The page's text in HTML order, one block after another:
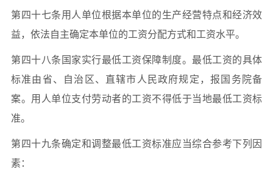
第四十七条用人单位根据本单位的生产经营特点和经济效
益，依法自主确定本单位的工资分配方式和工资水平。
第四十八条国家实行最低工资保障制度。最低工资的具体
标准由省、自治区、直辖市人民政府规定，报国务院备
案。用人单位支付劳动者的工资不得低于当地最低工资标
准。
第四十九条确定和调整最低工资标准应当综合参考下列因
素：